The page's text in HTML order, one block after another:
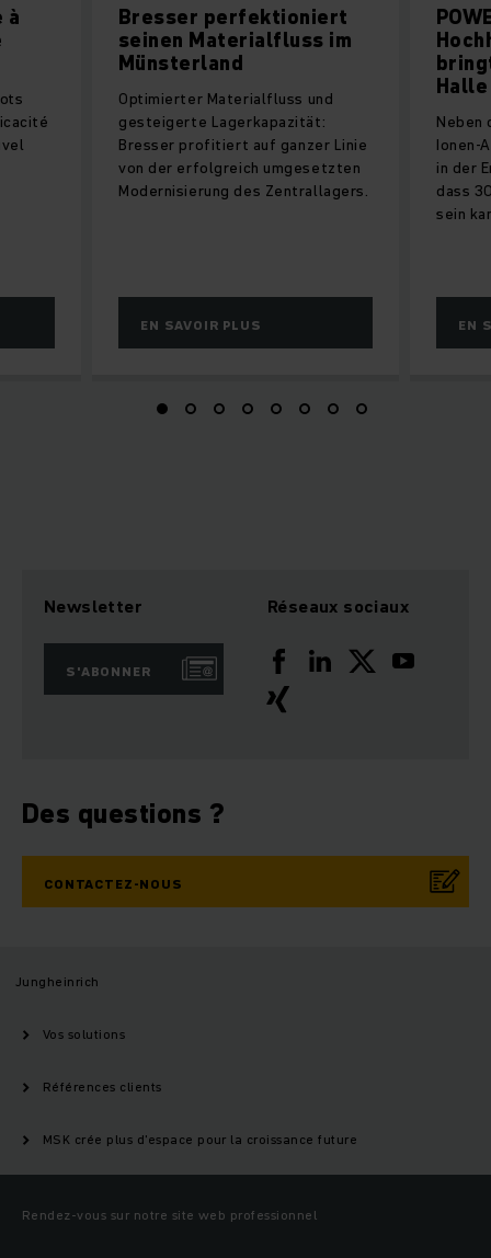
Bresser perfektioniert
seinen Materialfluss im
Münsterland
Optimierter Materialfluss und
gesteigerte Lagerkapazität:
Bresser profitiert auf ganzer Linie
von der erfolgreich umgesetzten
Modernisierung des Zentrallagers.
EN SAVOIR PLUS
Halle
Neben
Ionen-
in der
dass
sein
EN
à
Newsletter
S'ABONNER
Réseaux sociaux
Des questions ?
CONTACTEZ-NOUS
Jungheinrich
Vos solutions
Références clients
MSK crée plus d'espace pour la croissance future
Rendez-vous sur notre site web professionnel